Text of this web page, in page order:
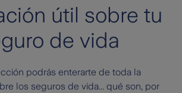
útil sobre tu
de vida
podrás enterarte de toda la
los seguros de vida... qué son, por